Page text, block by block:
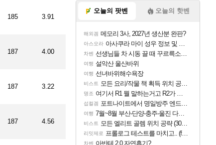
185 3.91
187 4.00
187 3.22
187 4.56
오늘의 팟벤 오늘의 핫벤
해외겜 메모리 3사, 2027년 생산분 완판?
아스오라 아사쿠라 마이 성우 정보 및 주요 필모
차벤 선생님들 차 시동 끌 때 꾸르륵소리나는데
여행 설악산 울산바위
여행 선녀바위해수욕장
비스트 모든 요리/작물 책 획득 위치 공략 (36개) - 미식가 도전과제
명조 여기서 R1 뭘 말하는거고 R2가 뭘말하는걸까요?
섭컬겜 포트나이트에서 명일방주 엔드필드 [펠리카] 판매 예정
여행 7월~8월 부산-단양-충주-울진 다녀왔어요~
비스트 모든 엘리트 골렘 위치 공략 (30개) - 방랑 결투가
리밋제로 프롤로그 테스트를 마치고.. (feat. 리아)
차벤 아반테 2.0 자연흡기?